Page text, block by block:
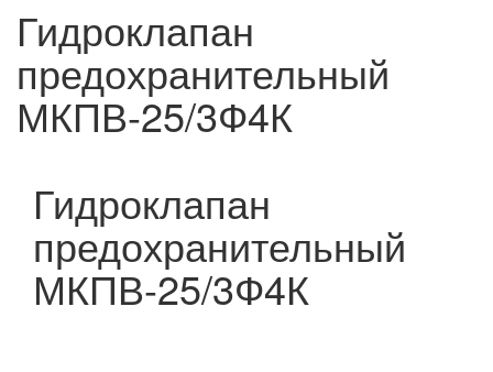
Гидроклапан
предохранительный
МКПВ-25/3Ф4К
Гидроклапан
предохранительный
МКПВ-25/3Ф4К